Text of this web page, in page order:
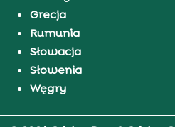
Grecja
Rumunia
Słowacja
Słowenia
Węgry